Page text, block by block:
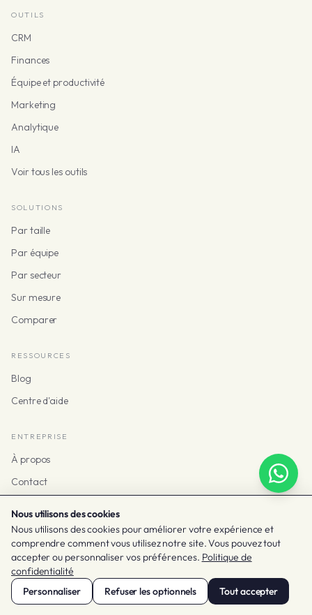
OUTILS
CRM
Finances
Équipe et productivité
Marketing
Analytique
IA
Voir tous les outils
SOLUTIONS
Par taille
Par équipe
Par secteur
Sur mesure
Comparer
RESSOURCES
Blog
Centre d'aide
ENTREPRISE
À propos
Contact
© 2026 Taclia
Conditions et confidentialitéCookiesParamètres des cookies
Français
Nous utilisons des cookies
Nous utilisons des cookies pour améliorer votre expérience et
comprendre comment vous utilisez notre site. Vous pouvez tout
accepter ou personnaliser vos préférences. Politique de
confidentialité
Personnaliser
Refuser les optionnels Tout accepter